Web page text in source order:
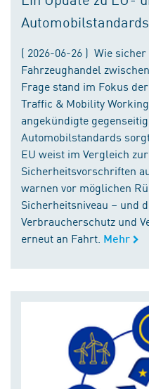
Automobilstandards
( 2026-06-26 ) Wie
Fahrzeughandel
Frage stand im Fokus
Traffic & Mobility
angekündigte
Automobilstandards
EU weist im Vergleich
Sicherheitsvorschriften
warnen vor möglichen
Sicherheitsniveau – und
Verbraucherschutz und
erneut an Fahrt. Mehr